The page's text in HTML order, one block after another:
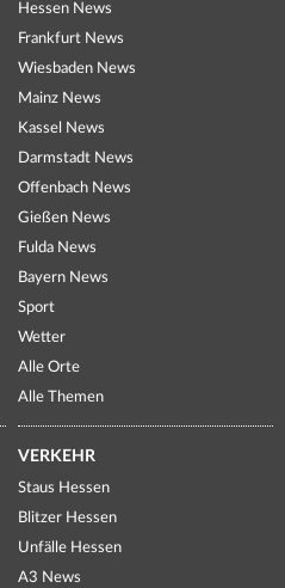
Hessen News
Frankfurt News
Wiesbaden News
Mainz News
Kassel News
Darmstadt News
Offenbach News
Gießen News
Fulda News
Bayern News
Sport
Wetter
Alle Orte
Alle Themen
VERKEHR
Staus Hessen
Blitzer Hessen
Unfälle Hessen
A3 News